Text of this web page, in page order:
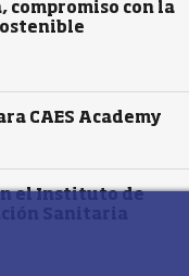
compromiso con la
CAES Academy
el Instituto de